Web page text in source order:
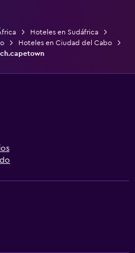
Hoteles en Sudáfrica
Hoteles en Ciudad del Cabo